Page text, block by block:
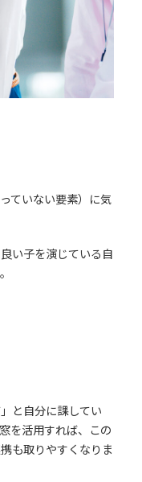
ていない要素）に気
い子を演じている自
と自分に課してい
を活用すれば、この
も取りやすくなりま